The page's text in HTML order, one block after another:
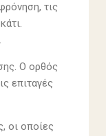
τις
Ο ορθός
επιταγές
οι οποίες